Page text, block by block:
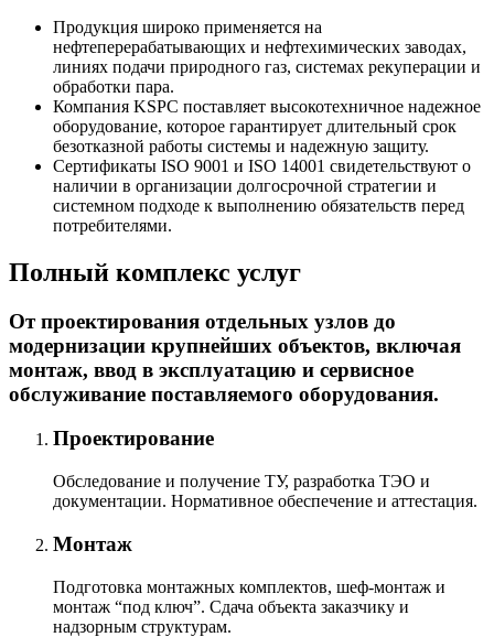
Продукция широко применяется на
нефтеперерабатывающих и нефтехимических заводах,
линиях подачи природного газ, системах рекуперации и
обработки пара.
Компания KSPC поставляет высокотехничное надежное
оборудование, которое гарантирует длительный срок
безотказной работы системы и надежную защиту.
Сертификаты ISO 9001 и ISO 14001 свидетельствуют о
наличии в организации долгосрочной стратегии и
системном подходе к выполнению обязательств перед
потребителями.
Полный комплекс услуг
От проектирования отдельных узлов до
модернизации крупнейших объектов, включая
монтаж, ввод в эксплуатацию и сервисное
обслуживание поставляемого оборудования.
Проектирование
Обследование и получение ТУ, разработка ТЭО и
документации. Нормативное обеспечение и аттестация.
Монтаж
Подготовка монтажных комплектов, шеф-монтаж и
монтаж “под ключ”. Сдача объекта заказчику и
надзорным структурам.